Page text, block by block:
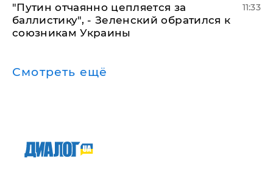
"Путин отчаянно цепляется за
баллистику", - Зеленский обратился к
союзникам Украины
11:33
Смотреть ещё